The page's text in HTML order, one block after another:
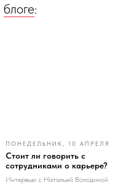
блоге:
ПОНЕДЕЛЬНИК, 10 АПРЕЛЯ
Стоит ли говорить с
сотрудниками о карьере?
Интервью с Натальей Володиной